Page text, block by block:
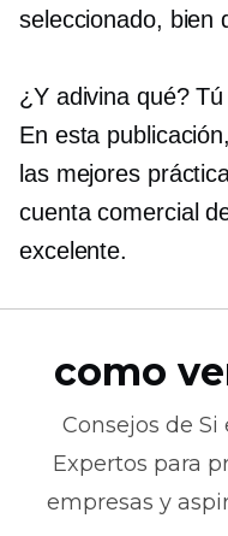
seleccionado, bien
¿Y adivina qué?
En esta
las mejores
cuenta comercial
excelente.
como
Consejos de Si
Expertos para
empresas y